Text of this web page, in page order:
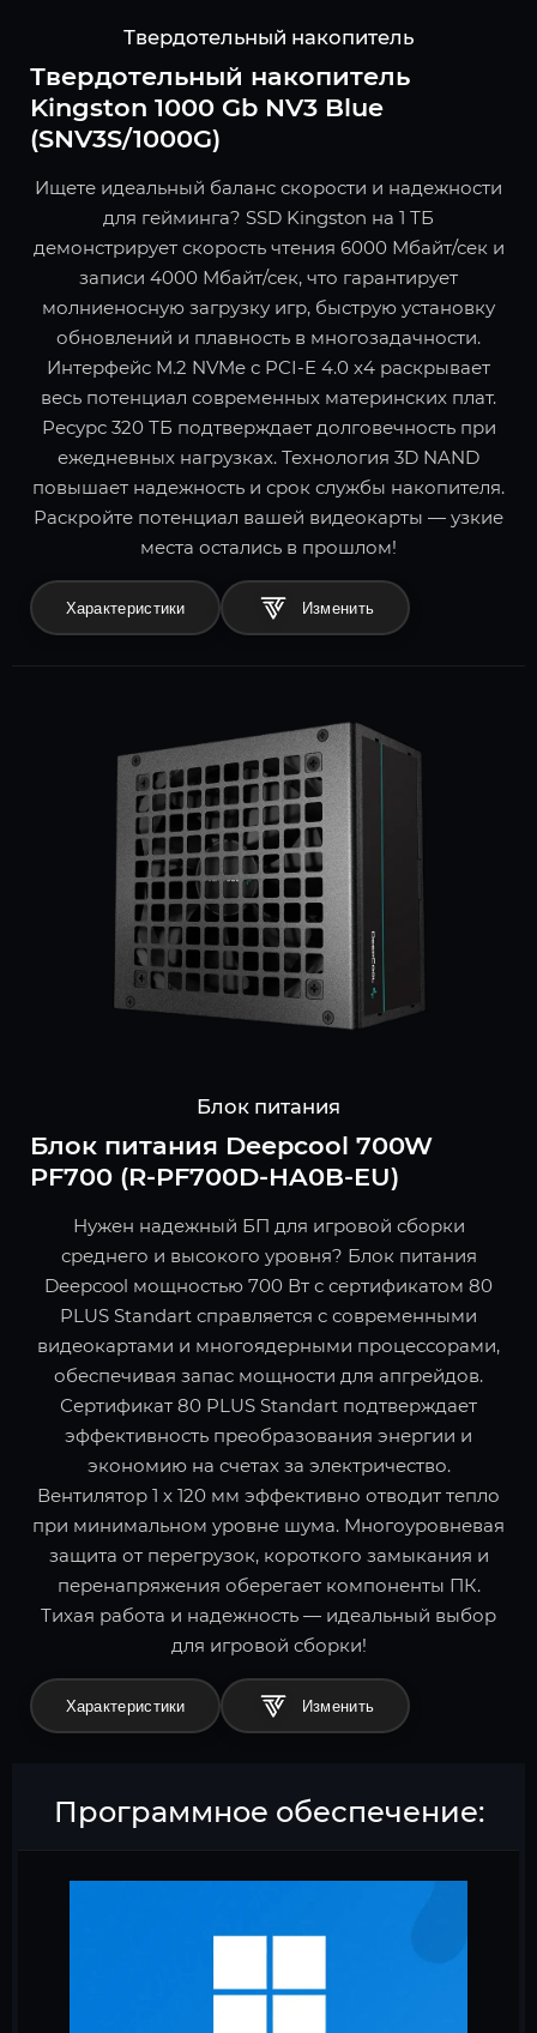
Твердотельный накопитель
Твердотельный накопитель
Kingston 1000 Gb NV3 Blue
(SNV3S/1000G)
Ищете идеальный баланс скорости и надежности
для гейминга? SSD Kingston на 1 ТБ
демонстрирует скорость чтения 6000 Мбайт/сек и
записи 4000 Мбайт/сек, что гарантирует
молниеносную загрузку игр, быструю установку
обновлений и плавность в многозадачности.
Интерфейс M.2 NVMe с PCI-E 4.0 x4 раскрывает
весь потенциал современных материнских плат.
Ресурс 320 ТБ подтверждает долговечность при
ежедневных нагрузках. Технология 3D NAND
повышает надежность и срок службы накопителя.
Раскройте потенциал вашей видеокарты — узкие
места остались в прошлом!
Характеристики
Блок питания
Блок питания Deepcool 700W
PF700 (R-PF700D-HA0B-EU)
Нужен надежный БП для игровой сборки
среднего и высокого уровня? Блок питания
Deepcool мощностью 700 Вт с сертификатом 80
PLUS Standart справляется с современными
видеокартами и многоядерными процессорами,
обеспечивая запас мощности для апгрейдов.
Сертификат 80 PLUS Standart подтверждает
эффективность преобразования энергии и
экономию на счетах за электричество.
Вентилятор 1 x 120 мм эффективно отводит тепло
при минимальном уровне шума. Многоуровневая
защита от перегрузок, короткого замыкания и
перенапряжения оберегает компоненты ПК.
Тихая работа и надежность — идеальный выбор
для игровой сборки!
Характеристики
Программное обеспечение: